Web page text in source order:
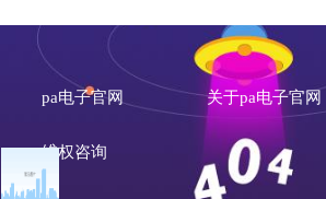
pa电子官网 关于pa电子官网
维权咨询
文章点击排行 诚信